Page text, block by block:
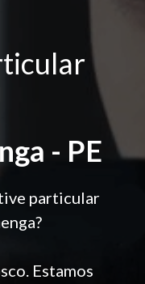
- PE
particular
Estamos